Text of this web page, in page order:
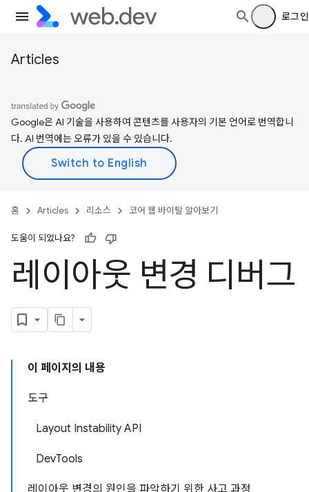
로그인
Articles
Google은 AI 기술을 사용하여 콘텐츠를 사용자의 기본 언어로 번역합니
다. AI 번역에는 오류가 있을 수 있습니다.
홈 Articles 리소스 코어 웹 바이탈 알아보기
도움이 되었나요?
레이아웃 변경 디버그
이 페이지의 내용
도구
Layout Instability API
DevTools
레이아웃 변경의 원인을 파악하기 위한 사고 과정